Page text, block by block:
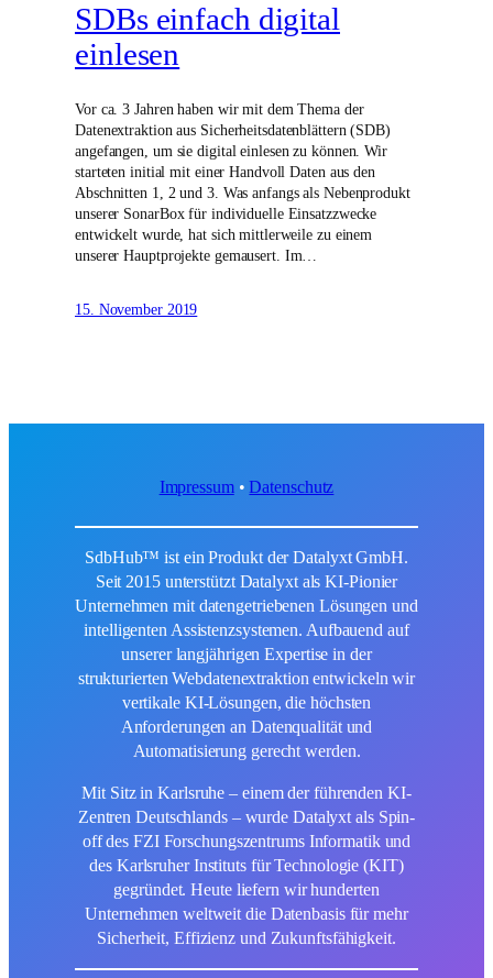
SDBs einfach digital
einlesen
Vor ca. 3 Jahren haben wir mit dem Thema der
Datenextraktion aus Sicherheitsdatenblättern (SDB)
angefangen, um sie digital einlesen zu können. Wir
starteten initial mit einer Handvoll Daten aus den
Abschnitten 1, 2 und 3. Was anfangs als Nebenprodukt
unserer SonarBox für individuelle Einsatzzwecke
entwickelt wurde, hat sich mittlerweile zu einem
unserer Hauptprojekte gemausert. Im…
15. November 2019
Impressum•Datenschutz
SdbHub™ ist ein Produkt der Datalyxt GmbH.
Seit 2015 unterstützt Datalyxt als KI-Pionier
Unternehmen mit datengetriebenen Lösungen und
intelligenten Assistenzsystemen. Aufbauend auf
unserer langjährigen Expertise in der
strukturierten Webdatenextraktion entwickeln wir
vertikale KI-Lösungen, die höchsten
Anforderungen an Datenqualität und
Automatisierung gerecht werden.
Mit Sitz in Karlsruhe – einem der führenden KI-
Zentren Deutschlands – wurde Datalyxt als Spin-
off des FZI Forschungszentrums Informatik und
des Karlsruher Instituts für Technologie (KIT)
gegründet. Heute liefern wir hunderten
Unternehmen weltweit die Datenbasis für mehr
Sicherheit, Effizienz und Zukunftsfähigkeit.